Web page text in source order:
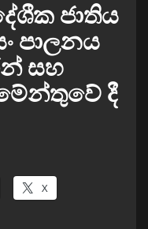
ජාතිය
පාලනය
සහ
දී
X